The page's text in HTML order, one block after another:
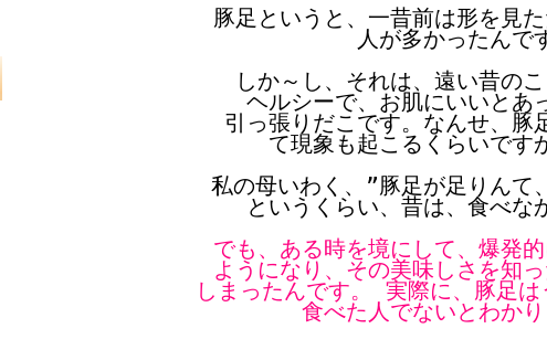
豚足というと、一昔前は形を見
人が多かったんで
しか～し、それは、遠い昔のこ
ヘルシーで、お肌にいいとあ
引っ張りだこです。なんせ、豚
て現象も起こるくらいです
私の母いわく、”豚足が足りんて
というくらい、昔は、食べな
でも、ある時を境にして、爆発
ようになり、その美味しさを知
しまったんです。 実際に、豚足は
食べた人でないとわかり